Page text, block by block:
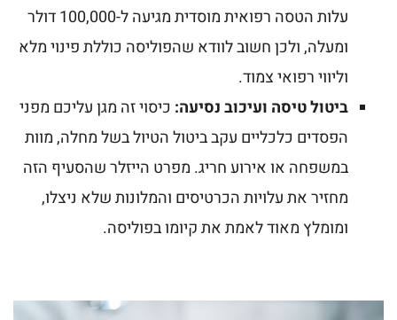
עלות הטסה רפואית מוסדית מגיעה ל-100,000 דולר
ומעלה, ולכן חשוב לוודא שהפוליסה כוללת פינוי מלא
וליווי רפואי צמוד.
ביטול טיסה ועיכוב נסיעה: כיסוי זה מגן עליכם מפני
הפסדים כלכליים עקב ביטול הטיול בשל מחלה, מוות
במשפחה או אירוע חריג. מפרט הייזלר שהסעיף הזה
מחזיר את עלויות הכרטיסים והמלונות שלא ניצלו,
ומומלץ מאוד לאמת את קיומו בפוליסה.